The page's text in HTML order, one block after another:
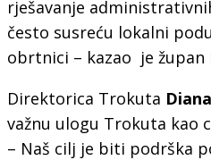
rješavanje
često susreću lokalni
obrtnici – kazao je župan
Direktorica Trokuta
važnu ulogu Trokuta kao
– Naš cilj je biti podrška